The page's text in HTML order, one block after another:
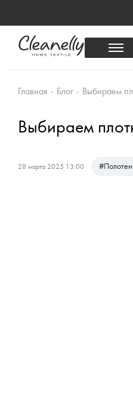
Главная - Блог - Выбираем
Выбираем
28 марта 2025 13:00 #